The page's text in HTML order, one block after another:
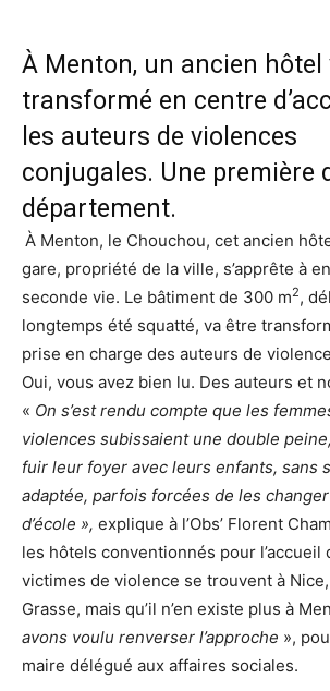
À Menton, un ancien hôtel
transformé en centre
les auteurs de violences
conjugales. Une première
département.
À Menton, le Chouchou, cet ancien
gare, propriété de la ville, s’apprête à
seconde vie. Le bâtiment de 300 m2,
longtemps été squatté, va être
prise en charge des auteurs de
Oui, vous avez bien lu. Des auteurs et
« On s’est rendu compte que les
violences subissaient une double
fuir leur foyer avec leurs enfants, sans
adaptée, parfois forcées de les changer
d’école », explique à l’Obs’ Florent
les hôtels conventionnés pour l’accueil
victimes de violence se trouvent à
Grasse, mais qu’il n’en existe plus à
avons voulu renverser l’approche »,
maire délégué aux affaires sociales.